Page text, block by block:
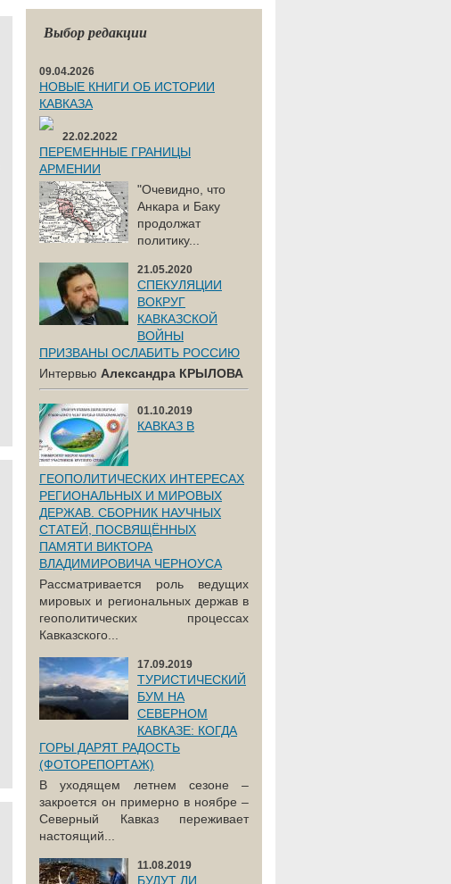
Выбор редакции
09.04.2026
НОВЫЕ КНИГИ ОБ ИСТОРИИ
КАВКАЗА
22.02.2022
ПЕРЕМЕННЫЕ ГРАНИЦЫ
АРМЕНИИ
"Очевидно, что
Анкара и Баку
продолжат
политику...
21.05.2020
СПЕКУЛЯЦИИ
ВОКРУГ
КАВКАЗСКОЙ
ВОЙНЫ
ПРИЗВАНЫ ОСЛАБИТЬ РОССИЮ
Интервью Александра КРЫЛОВА
01.10.2019
КАВКАЗ В
ГЕОПОЛИТИЧЕСКИХ ИНТЕРЕСАХ
РЕГИОНАЛЬНЫХ И МИРОВЫХ
ДЕРЖАВ. СБОРНИК НАУЧНЫХ
СТАТЕЙ, ПОСВЯЩЁННЫХ
ПАМЯТИ ВИКТОРА
ВЛАДИМИРОВИЧА ЧЕРНОУСА
Рассматривается роль ведущих
мировых и региональных держав в
геополитических процессах
Кавказского...
17.09.2019
ТУРИСТИЧЕСКИЙ
БУМ НА
СЕВЕРНОМ
КАВКАЗЕ: КОГДА
ГОРЫ ДАРЯТ РАДОСТЬ
(ФОТОРЕПОРТАЖ)
В уходящем летнем сезоне –
закроется он примерно в ноябре –
Северный Кавказ переживает
настоящий...
11.08.2019
БУДУТ ЛИ